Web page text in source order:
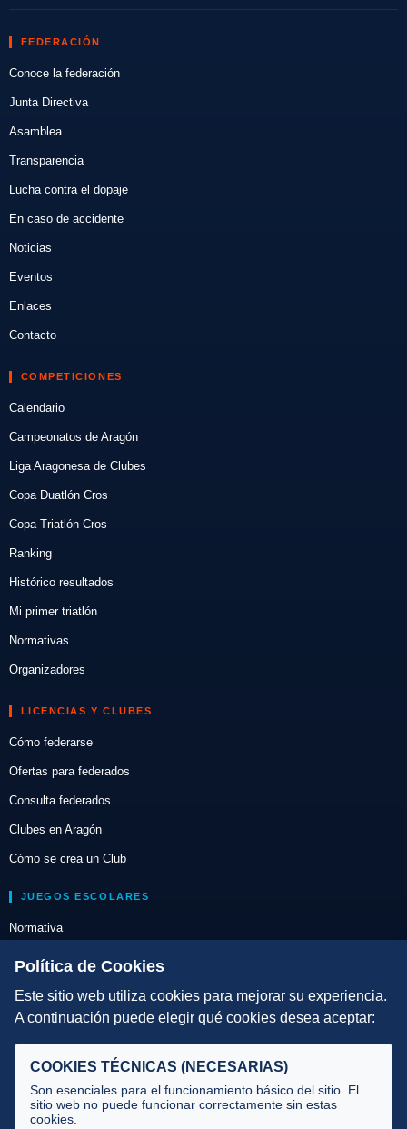
FEDERACIÓN
Conoce la federación
Junta Directiva
Asamblea
Transparencia
Lucha contra el dopaje
En caso de accidente
Noticias
Eventos
Enlaces
Contacto
COMPETICIONES
Calendario
Campeonatos de Aragón
Liga Aragonesa de Clubes
Copa Duatlón Cros
Copa Triatlón Cros
Ranking
Histórico resultados
Mi primer triatlón
Normativas
Organizadores
LICENCIAS Y CLUBES
Cómo federarse
Ofertas para federados
Consulta federados
Clubes en Aragón
Cómo se crea un Club
JUEGOS ESCOLARES
Normativa
Escuelas de Triatlón
DIRECCIÓN TÉCNICA
Selecciones
Tecnificación
JUECES Y OFICIALES
Política de Cookies
Este sitio web utiliza cookies para mejorar su experiencia.
A continuación puede elegir qué cookies desea aceptar:
COOKIES TÉCNICAS (NECESARIAS)
Son esenciales para el funcionamiento básico del sitio. El
sitio web no puede funcionar correctamente sin estas
cookies.